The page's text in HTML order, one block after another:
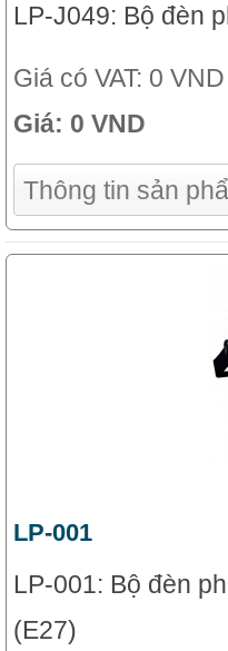
LP-J049: Bộ đèn
Giá có VAT: 0 VND
Giá: 0 VND
Thông tin sản
LP-001
LP-001: Bộ đèn
(E27)